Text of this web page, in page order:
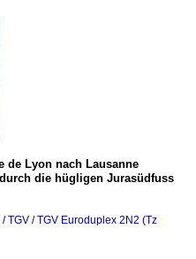
de Lyon nach Lausanne
die hügligen Jurasüdfuss
TGV / TGV Euroduplex 2N2 (Tz